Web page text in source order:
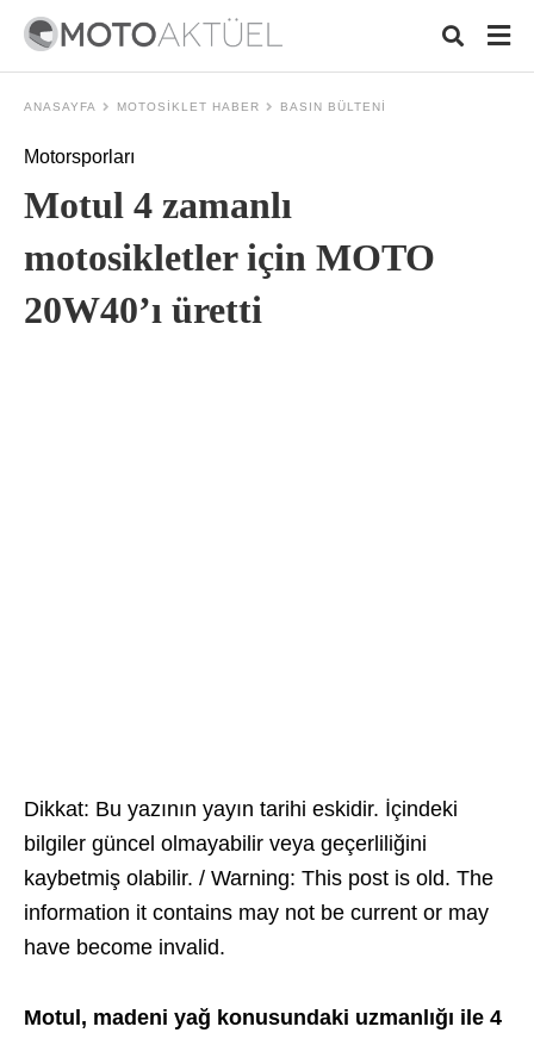
ANASAYFA MOTOSIKLET HABER BASIN BÜLTENI
Motorsporları
Motul 4 zamanlı
motosikletler için MOTO
20W40’ı üretti
Dikkat: Bu yazının yayın tarihi eskidir. İçindeki
bilgiler güncel olmayabilir veya geçerliliğini
kaybetmiş olabilir. / Warning: This post is old. The
information it contains may not be current or may
have become invalid.
Motul, madeni yağ konusundaki uzmanlığı ile 4